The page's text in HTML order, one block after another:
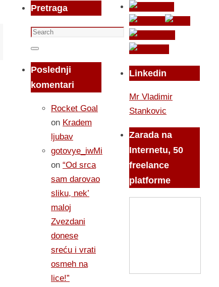
Pretraga
Search
for:
Search
Poslednji
komentari
Rocket Goal
on Kradem
ljubav
gotovye_iwMi
on “Od srca
sam darovao
sliku, nek’
maloj
Zvezdani
donese
sreću i vrati
osmeh na
lice!”
Linkedin
Mr Vladimir
Stankovic
Zarada na
Internetu, 50
freelance
platforme